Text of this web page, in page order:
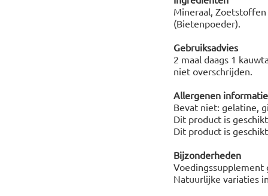
Mineraal,
(Bietenpoeder).
Gebruiksadvies
2 maal daags 1
niet overschrijden.
Allergenen informatie
Bevat niet: gelatine,
Dit product is
Dit product is
Bijzonderheden
Natuurlijke variaties